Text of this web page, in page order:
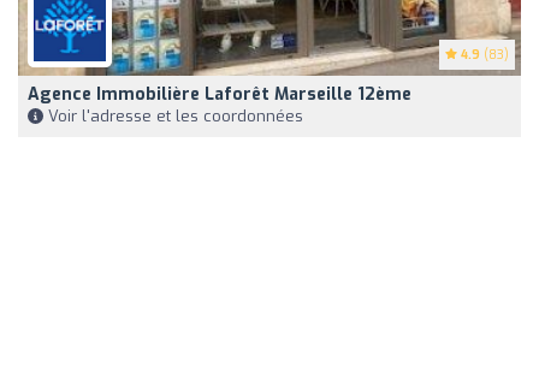
4.9 (83)
Agence Immobilière Laforêt Marseille 12ème
Voir l'adresse et les coordonnées